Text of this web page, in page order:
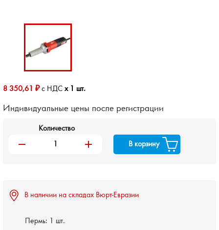
8 350,61 ₽с НДСx 1 шт.
Индивидуальные цены после регистрации
Количество
remove add В корзину
В наличии на складах Вюрт-Евразии
Пермь: 1 шт.